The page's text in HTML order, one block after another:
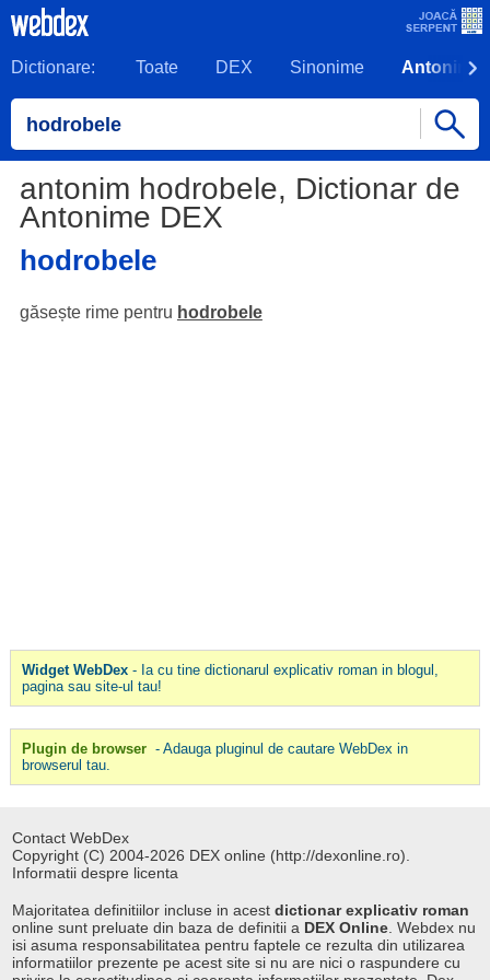
Dictionare: Toate DEX Sinonime Antonime
antonim hodrobele, Dictionar de
Antonime DEX
hodrobele
găsește rime pentru hodrobele
Widget WebDex- Ia cu tine dictionarul explicativ roman in blogul,
pagina sau site-ul tau!
Plugin de browser - Adauga pluginul de cautare WebDex in
browserul tau.
Contact WebDex
Copyright (C) 2004-2026 DEX online (http://dexonline.ro).
Informatii despre licenta
Majoritatea definitiilor incluse in acestdictionar explicativ roman
online sunt preluate din baza de definitii a DEX Online . Webdex nu
isi asuma responsabilitatea pentru faptele ce rezulta din utilizarea
informatiilor prezente pe acest site si nu are nici o raspundere cu